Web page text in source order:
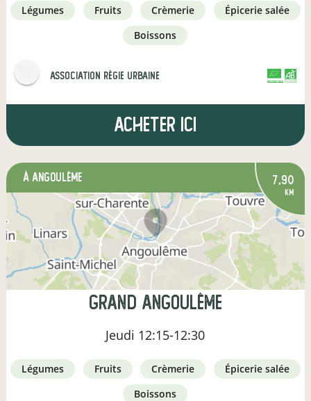
légumes fruits crèmerie
épicerie salée
boissons
Association Régie Urbaine
Acheter ici
à Angoulême 7,90
km
Grand Angoulême
Jeudi 12:15-12:30
légumes fruits crèmerie
épicerie salée
boissons